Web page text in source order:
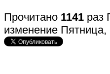
Прочитано 1141 раз
изменение